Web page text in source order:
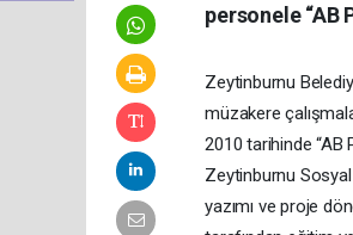
personele “AB
Zeytinburnu
müzakere
2010 tarihinde “AB
Zeytinburnu Sosyal
yazımı ve proje